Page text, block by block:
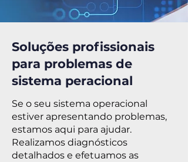
Soluções profissionais
para problemas de
sistema peracional
Se o seu sistema operacional
estiver apresentando problemas,
estamos aqui para ajudar.
Realizamos diagnósticos
detalhados e efetuamos as